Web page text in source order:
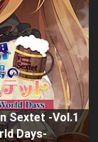
Sextet -Vol.1
Days-